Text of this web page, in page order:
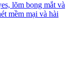
lõm bọng mắt và
mềm mại và hài